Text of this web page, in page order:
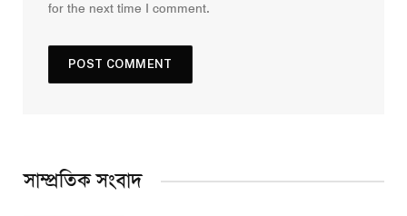
for the next time I comment.
সাম্প্রতিক সংবাদ